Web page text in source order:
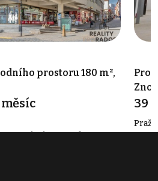
prostoru 180 m²,
• Plocha 180 m²
39
Typ